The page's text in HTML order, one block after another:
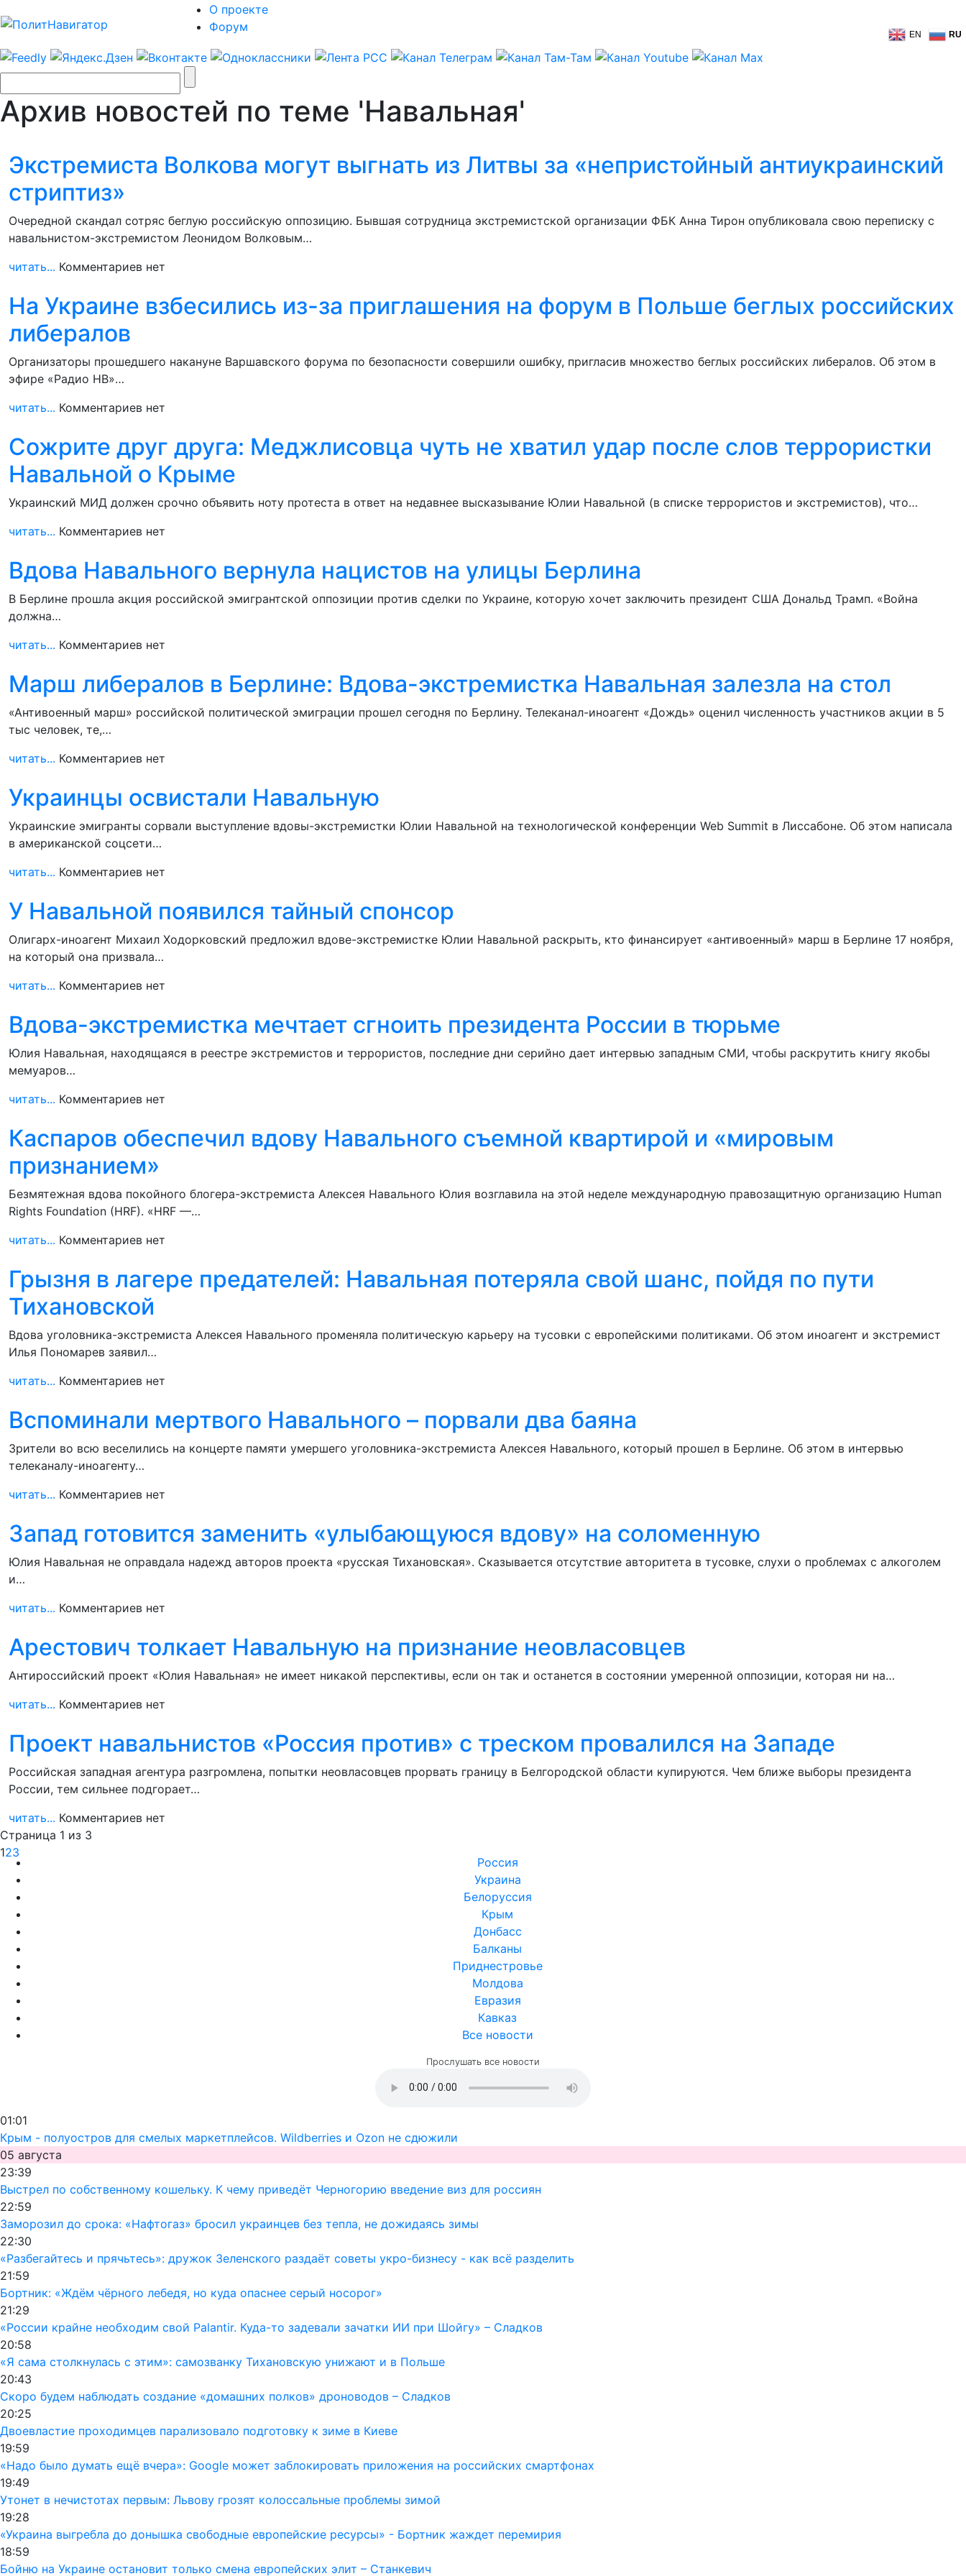
О проекте
Форум
EN RU
Архив новостей по теме 'Навальная'
Экстремиста Волкова могут выгнать из Литвы за «непристойный антиукраинский
стриптиз»
Очередной скандал сотряс беглую российскую оппозицию. Бывшая сотрудница экстремистской организации ФБК Анна Тирон опубликовала свою переписку с
навальнистом-экстремистом Леонидом Волковым…
читать... Комментариев нет
На Украине взбесились из-за приглашения на форум в Польше беглых российских
либералов
Организаторы прошедшего накануне Варшавского форума по безопасности совершили ошибку, пригласив множество беглых российских либералов. Об этом в
эфире «Радио НВ»…
читать... Комментариев нет
Сожрите друг друга: Меджлисовца чуть не хватил удар после слов террористки
Навальной о Крыме
Украинский МИД должен срочно объявить ноту протеста в ответ на недавнее высказывание Юлии Навальной (в списке террористов и экстремистов), что…
читать... Комментариев нет
Вдова Навального вернула нацистов на улицы Берлина
В Берлине прошла акция российской эмигрантской оппозиции против сделки по Украине, которую хочет заключить президент США Дональд Трамп. «Война
должна…
читать... Комментариев нет
Марш либералов в Берлине: Вдова-экстремистка Навальная залезла на стол
«Антивоенный марш» российской политической эмиграции прошел сегодня по Берлину. Телеканал-иноагент «Дождь» оценил численность участников акции в 5
тыс человек, те,…
читать... Комментариев нет
Украинцы освистали Навальную
Украинские эмигранты сорвали выступление вдовы-экстремистки Юлии Навальной на технологической конференции Web Summit в Лиссабоне. Об этом написала
в американской соцсети…
читать... Комментариев нет
У Навальной появился тайный спонсор
Олигарх-иноагент Михаил Ходорковский предложил вдове-экстремистке Юлии Навальной раскрыть, кто финансирует «антивоенный» марш в Берлине 17 ноября,
на который она призвала…
читать... Комментариев нет
Вдова-экстремистка мечтает сгноить президента России в тюрьме
Юлия Навальная, находящаяся в реестре экстремистов и террористов, последние дни серийно дает интервью западным СМИ, чтобы раскрутить книгу якобы
мемуаров…
читать... Комментариев нет
Каспаров обеспечил вдову Навального съемной квартирой и «мировым
признанием»
Безмятежная вдова покойного блогера-экстремиста Алексея Навального Юлия возглавила на этой неделе международную правозащитную организацию Human
Rights Foundation (HRF). «HRF —…
читать... Комментариев нет
Грызня в лагере предателей: Навальная потеряла свой шанс, пойдя по пути
Тихановской
Вдова уголовника-экстремиста Алексея Навального променяла политическую карьеру на тусовки с европейскими политиками. Об этом иноагент и экстремист
Илья Пономарев заявил…
читать... Комментариев нет
Вспоминали мертвого Навального – порвали два баяна
Зрители во всю веселились на концерте памяти умершего уголовника-экстремиста Алексея Навального, который прошел в Берлине. Об этом в интервью
телеканалу-иноагенту…
читать... Комментариев нет
Запад готовится заменить «улыбающуюся вдову» на соломенную
Юлия Навальная не оправдала надежд авторов проекта «русская Тихановская». Сказывается отсутствие авторитета в тусовке, слухи о проблемах с алкоголем
и…
читать... Комментариев нет
Арестович толкает Навальную на признание неовласовцев
Антироссийский проект «Юлия Навальная» не имеет никакой перспективы, если он так и останется в состоянии умеренной оппозиции, которая ни на…
читать... Комментариев нет
Проект навальнистов «Россия против» с треском провалился на Западе
Российская западная агентура разгромлена, попытки неовласовцев прорвать границу в Белгородской области купируются. Чем ближе выборы президента
России, тем сильнее подгорает…
читать... Комментариев нет
Страница 1 из 3
123
Россия
Украина
Белоруссия
Крым
Донбасс
Балканы
Приднестровье
Молдова
Евразия
Кавказ
Все новости
Прослушать все новости
01:01
Крым - полуостров для смелых маркетплейсов. Wildberries и Ozon не сдюжили
05 августа
23:39
Выстрел по собственному кошельку. К чему приведёт Черногорию введение виз для россиян
22:59
Заморозил до срока: «Нафтогаз» бросил украинцев без тепла, не дожидаясь зимы
22:30
«Разбегайтесь и прячьтесь»: дружок Зеленского раздаёт советы укро-бизнесу - как всё разделить
21:59
Бортник: «Ждём чёрного лебедя, но куда опаснее серый носорог»
21:29
«России крайне необходим свой Palantir. Куда-то задевали зачатки ИИ при Шойгу» – Сладков
20:58
«Я сама столкнулась с этим»: самозванку Тихановскую унижают и в Польше
20:43
Скоро будем наблюдать создание «домашних полков» дроноводов – Сладков
20:25
Двоевластие проходимцев парализовало подготовку к зиме в Киеве
19:59
«Надо было думать ещё вчера»: Google может заблокировать приложения на российских смартфонах
19:49
Утонет в нечистотах первым: Львову грозят колоссальные проблемы зимой
19:28
«Украина выгребла до донышка свободные европейские ресурсы» - Бортник жаждет перемирия
18:59
Бойню на Украине остановит только смена европейских элит – Станкевич